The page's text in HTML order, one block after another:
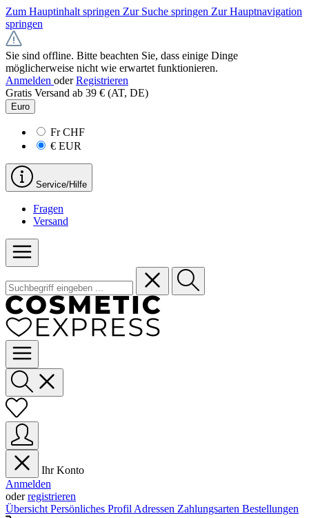
Zum Hauptinhalt springen Zur Suche springen Zur Hauptnavigation
springen
Sie sind offline. Bitte beachten Sie, dass einige Dinge
möglicherweise nicht wie erwartet funktionieren.
Anmelden oder Registrieren
Gratis Versand ab 39 € (AT, DE)
Euro
FrCHF
€ EUR
Service/Hilfe
Fragen
Versand
Ihr Konto
Anmelden
oderregistrieren
Übersicht Persönliches Profil Adressen Zahlungsarten Bestellungen